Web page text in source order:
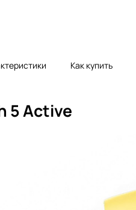
Как купить
5 Active